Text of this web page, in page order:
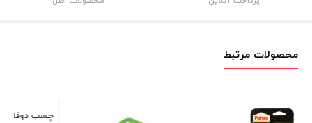
محصولات مرتبط
چسب دوقلو خمیری ایم سیل وزن